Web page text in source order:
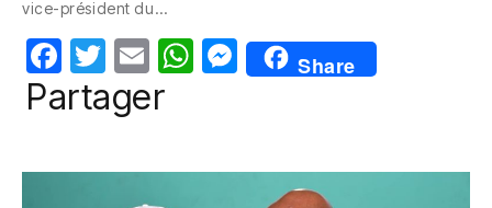
b
o
o
k
p
p
g
er
vice-président du…
F
a
e
T
w
itt
er
E
m
W
s
M
e
e
Share
Partager